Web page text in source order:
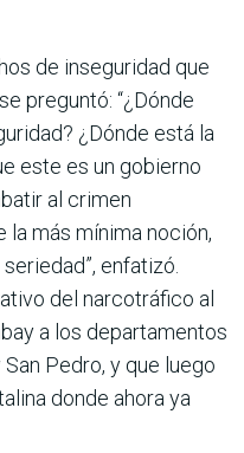
de inseguridad que
preguntó: “¿Dónde
¿Dónde está la
este es un gobierno
al crimen
la más mínima noción,
enfatizó.
del narcotráfico al
a los departamentos
Pedro, y que luego
donde ahora ya